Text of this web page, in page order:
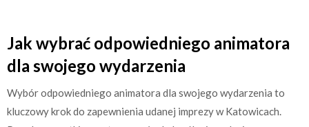
Jak wybrać odpowiedniego animatora
dla swojego wydarzenia
Wybór odpowiedniego animatora dla swojego wydarzenia to
kluczowy krok do zapewnienia udanej imprezy w Katowicach.